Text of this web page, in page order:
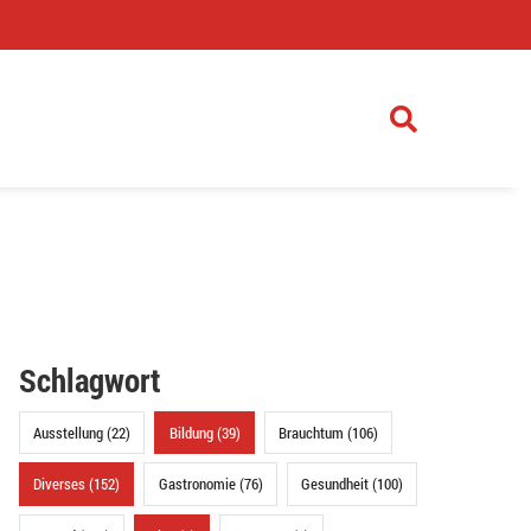
Schlagwort
Ausstellung (22) Bildung (39) Brauchtum (106)
Diverses (152) Gastronomie (76) Gesundheit (100)